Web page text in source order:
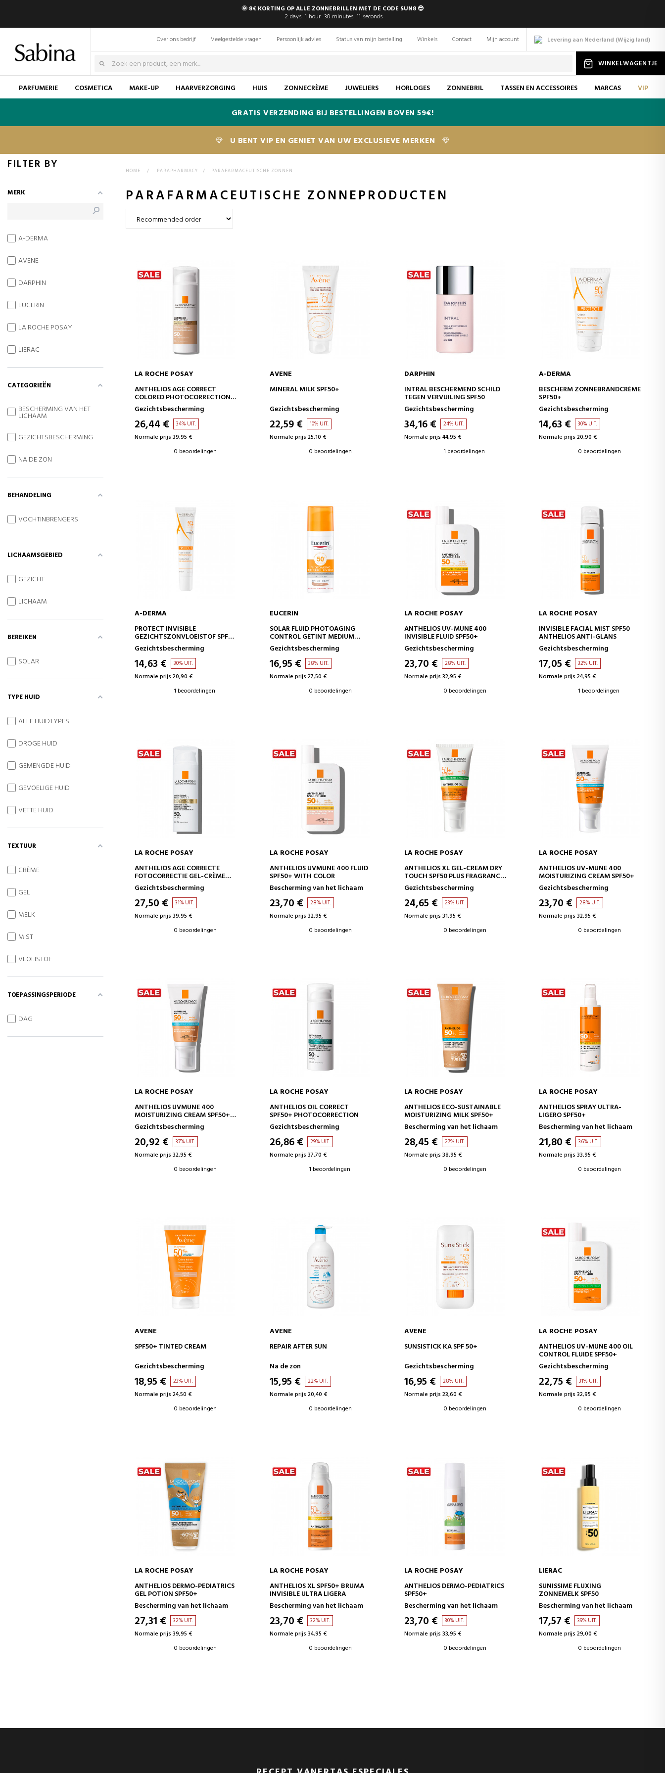
🌞 8€ KORTING OP ALLE ZONNEBRILLEN MET DE CODE SUN8 😎
2 days 1 hour 30 minutes 10 seconds
Levering aan Nederland (Wijzig land)
Over ons bedrijf Veelgestelde vragen Persoonlijk advies Status van mijn bestelling Winkels Contact Mijn account
WINKELWAGENTJE
PARFUMERIE COSMETICA MAKE-UP HAARVERZORGING HUIS ZONNECRÈME JUWELIERS HORLOGES ZONNEBRIL TASSEN EN ACCESSOIRES MARCAS VIP
GRATIS VERZENDING BIJ BESTELLINGEN BOVEN 59€!
U BENT VIP EN GENIET VAN UW EXCLUSIEVE MERKEN
HOME > PARAPHARMACY > PARAFARMACEUTISCHE ZONNEN
PARAFARMACEUTISCHE ZONNEPRODUCTEN
IN WINKELWAGEN
LA ROCHE POSAY
ANTHELIOS AGE CORRECT
COLORED PHOTOCORRECTION
GEL-CREAM SPF50
Gezichtsbescherming
26,44 € 34% UIT.
Normale prijs 39,95 €
0 beoordelingen
IN WINKELWAGEN
AVENE
MINERAL MILK SPF50+
Gezichtsbescherming
22,59 € 10% UIT.
Normale prijs 25,10 €
0 beoordelingen
IN WINKELWAGEN
DARPHIN
INTRAL BESCHERMEND SCHILD
TEGEN VERVUILING SPF50
Gezichtsbescherming
34,16 € 24% UIT.
Normale prijs 44,95 €
1 beoordelingen
IN WINKELWAGEN
A-DERMA
BESCHERM ZONNEBRANDCRÈME
SPF50+
Gezichtsbescherming
14,63 € 30% UIT.
Normale prijs 20,90 €
0 beoordelingen
IN WINKELWAGEN
A-DERMA
PROTECT INVISIBLE
GEZICHTSZONVLOEISTOF SPF
50+
Gezichtsbescherming
14,63 € 30% UIT.
Normale prijs 20,90 €
1 beoordelingen
IN WINKELWAGEN
EUCERIN
SOLAR FLUID PHOTOAGING
CONTROL GETINT MEDIUM
SPF50+
Gezichtsbescherming
16,95 € 38% UIT.
Normale prijs 27,50 €
0 beoordelingen
IN WINKELWAGEN
LA ROCHE POSAY
ANTHELIOS UV-MUNE 400
INVISIBLE FLUID SPF50+
Gezichtsbescherming
23,70 € 28% UIT.
Normale prijs 32,95 €
0 beoordelingen
IN WINKELWAGEN
LA ROCHE POSAY
INVISIBLE FACIAL MIST SPF50
ANTHELIOS ANTI-GLANS
Gezichtsbescherming
17,05 € 32% UIT.
Normale prijs 24,95 €
1 beoordelingen
IN WINKELWAGEN
LA ROCHE POSAY
ANTHELIOS AGE CORRECTE
FOTOCORRECTIE GEL-CRÈME
SPF50
Gezichtsbescherming
27,50 € 31% UIT.
Normale prijs 39,95 €
0 beoordelingen
IN WINKELWAGEN
LA ROCHE POSAY
ANTHELIOS UVMUNE 400 FLUID
SPF50+ WITH COLOR
Bescherming van het lichaam
23,70 € 28% UIT.
Normale prijs 32,95 €
0 beoordelingen
IN WINKELWAGEN
LA ROCHE POSAY
ANTHELIOS XL GEL-CREAM DRY
TOUCH SPF50 PLUS FRAGRANCE
FREE
Gezichtsbescherming
24,65 € 23% UIT.
Normale prijs 31,95 €
0 beoordelingen
IN WINKELWAGEN
LA ROCHE POSAY
ANTHELIOS UV-MUNE 400
MOISTURIZING CREAM SPF50+
Gezichtsbescherming
23,70 € 28% UIT.
Normale prijs 32,95 €
0 beoordelingen
IN WINKELWAGEN
LA ROCHE POSAY
ANTHELIOS UVMUNE 400
MOISTURIZING CREAM SPF50+
WITH COLOR
Gezichtsbescherming
20,92 € 37% UIT.
Normale prijs 32,95 €
0 beoordelingen
IN WINKELWAGEN
LA ROCHE POSAY
ANTHELIOS OIL CORRECT
SPF50+ PHOTOCORRECTION
Gezichtsbescherming
26,86 € 29% UIT.
Normale prijs 37,70 €
1 beoordelingen
IN WINKELWAGEN
LA ROCHE POSAY
ANTHELIOS ECO-SUSTAINABLE
MOISTURIZING MILK SPF50+
Bescherming van het lichaam
28,45 € 27% UIT.
Normale prijs 38,95 €
0 beoordelingen
IN WINKELWAGEN
LA ROCHE POSAY
ANTHELIOS SPRAY ULTRA-
LIGERO SPF50+
Bescherming van het lichaam
21,80 € 36% UIT.
Normale prijs 33,95 €
0 beoordelingen
IN WINKELWAGEN
AVENE
SPF50+ TINTED CREAM
Gezichtsbescherming
18,95 € 23% UIT.
Normale prijs 24,50 €
0 beoordelingen
IN WINKELWAGEN
AVENE
REPAIR AFTER SUN
Na de zon
15,95 € 22% UIT.
Normale prijs 20,40 €
0 beoordelingen
IN WINKELWAGEN
AVENE
SUNSISTICK KA SPF 50+
Gezichtsbescherming
16,95 € 28% UIT.
Normale prijs 23,60 €
0 beoordelingen
IN WINKELWAGEN
LA ROCHE POSAY
ANTHELIOS UV-MUNE 400 OIL
CONTROL FLUIDE SPF50+
Gezichtsbescherming
22,75 € 31% UIT.
Normale prijs 32,95 €
0 beoordelingen
IN WINKELWAGEN
LA ROCHE POSAY
ANTHELIOS DERMO-PEDIATRICS
GEL POTION SPF50+
Bescherming van het lichaam
27,31 € 32% UIT.
Normale prijs 39,95 €
0 beoordelingen
IN WINKELWAGEN
LA ROCHE POSAY
ANTHELIOS XL SPF50+ BRUMA
INVISIBLE ULTRA LIGERA
Bescherming van het lichaam
23,70 € 32% UIT.
Normale prijs 34,95 €
0 beoordelingen
IN WINKELWAGEN
LA ROCHE POSAY
ANTHELIOS DERMO-PEDIATRICS
SPF50+
Bescherming van het lichaam
23,70 € 30% UIT.
Normale prijs 33,95 €
0 beoordelingen
IN WINKELWAGEN
LIERAC
SUNISSIME FLUXING
ZONNEMELK SPF50
Bescherming van het lichaam
17,57 € 39% UIT.
Normale prijs 29,00 €
0 beoordelingen
FILTER BY
MERK
A-DERMA
AVENE
DARPHIN
EUCERIN
LA ROCHE POSAY
LIERAC
CATEGORIEËN
BESCHERMING VAN HET
LICHAAM
GEZICHTSBESCHERMING
NA DE ZON
BEHANDELING
VOCHTINBRENGERS
LICHAAMSGEBIED
GEZICHT
LICHAAM
BEREIKEN
SOLAR
TYPE HUID
ALLE HUIDTYPES
DROGE HUID
GEMENGDE HUID
GEVOELIGE HUID
VETTE HUID
TEXTUUR
CRÈME
GEL
MELK
MIST
VLOEISTOF
TOEPASSINGSPERIODE
DAG